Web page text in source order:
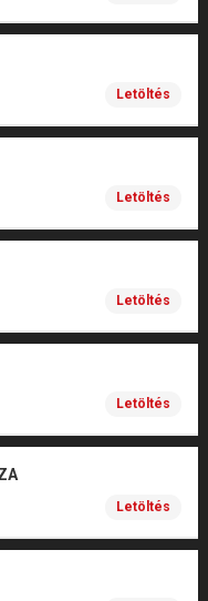
Letöltés
Letöltés
Letöltés
Letöltés
Letöltés